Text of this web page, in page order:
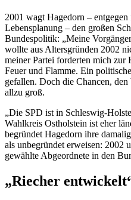
2001 wagt Hagedorn –
Lebensplanung – den großen
Bundespolitik: „Meine
wollte aus Altersgründen 2002
meiner Partei forderten mich zur
Feuer und Flamme. Ein
gefallen. Doch die Chancen,
allzu groß.
„Die SPD ist in Schleswig-
Wahlkreis Ostholstein ist eher
begründet Hagedorn ihre
als unbegründet erweisen: 2002
gewählte Abgeordnete in den
„Riecher